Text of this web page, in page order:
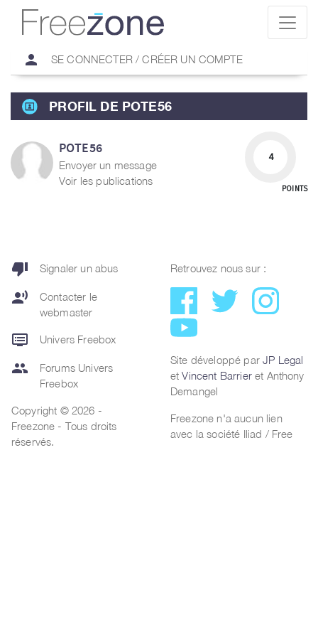
person SE CONNECTER / CRÉER UN COMPTE
PROFIL DE POTE56
POTE56
Envoyer un message
Voir les publications
4
POINTS
thumb_down Signaler un abus
record_voice_over
Contacter le
webmaster
dvr Univers Freebox
group
Forums Univers
Freebox
Copyright © 2026 -
Freezone - Tous droits
réservés.
Retrouvez nous sur :
Site développé parJP Legal
etVincent Barrieret Anthony
Demangel
Freezone n'a aucun lien
avec la société Iliad / Free